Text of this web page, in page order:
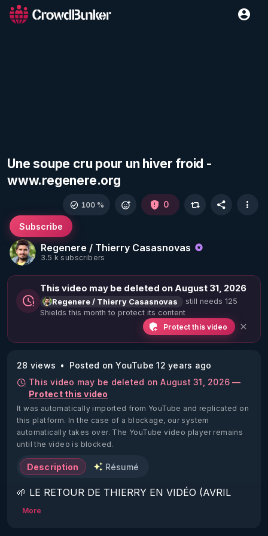
Une soupe cru pour un hiver froid -
www.regenere.org
Regenere / Thierry Casasnovas
3.5 k subscribers
Subscribe
100 % 0
This video may be deleted on August 31, 2026
Regenere / Thierry Casasnovas
still needs 125
Shields this month to protect its content
Protect this video
28 views
Posted on YouTube 12 years ago
This video may be deleted on August 31, 2026 —
Protect this video
It was automatically imported from YouTube and replicated on
this platform. In the case of a blockage, our system
automatically takes over. The YouTube video player remains
until the video is blocked.
Description Résumé
🌱 LE RETOUR DE THIERRY EN VIDÉO (AVRIL
2022)!
More